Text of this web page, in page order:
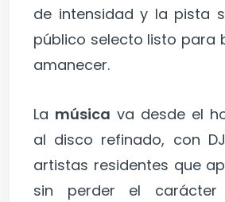
de intensidad y la pista
público selecto listo para
amanecer.
La música va desde el
al disco refinado, con
artistas residentes que
sin perder el carácter